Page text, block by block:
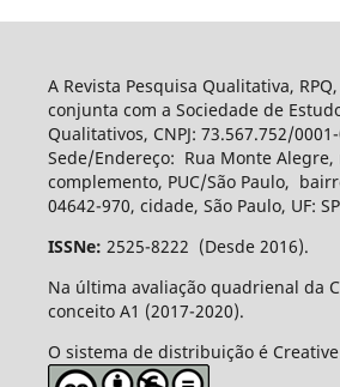
A Revista Pesquisa Qualitativa,
conjunta com a Sociedade de
Qualitativos, CNPJ: 73.567.752/
Sede/Endereço: Rua Monte Alegre,
complemento, PUC/São Paulo,
04642-970, cidade, São Paulo, UF:
ISSNe: 2525-8222 (Desde 2016).
Na última avaliação quadrienal da
conceito A1 (2017-2020).
O sistema de distribuição é